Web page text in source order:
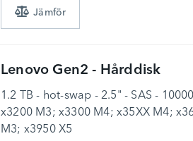
Lenovo Gen2 - Hårddisk
1.2 TB - hot-swap - 2.5" - SAS -
x3200 M3; x3300 M4; x35XX M4;
M3; x3950 X5